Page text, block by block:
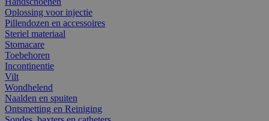
Oplossing voor injectie
Pillendozen en accessoires
Steriel materiaal
Stomacare
Toebehoren
Incontinentie
Vilt
Wondhelend
Naalden en spuiten
Ontsmetting en Reiniging